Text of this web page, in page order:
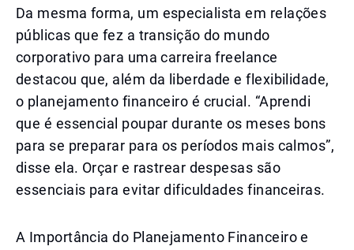
Da mesma forma, um especialista em relações
públicas que fez a transição do mundo
corporativo para uma carreira freelance
destacou que, além da liberdade e flexibilidade,
o planejamento financeiro é crucial. “Aprendi
que é essencial poupar durante os meses bons
para se preparar para os períodos mais calmos”,
disse ela. Orçar e rastrear despesas são
essenciais para evitar dificuldades financeiras.
A Importância do Planejamento Financeiro e